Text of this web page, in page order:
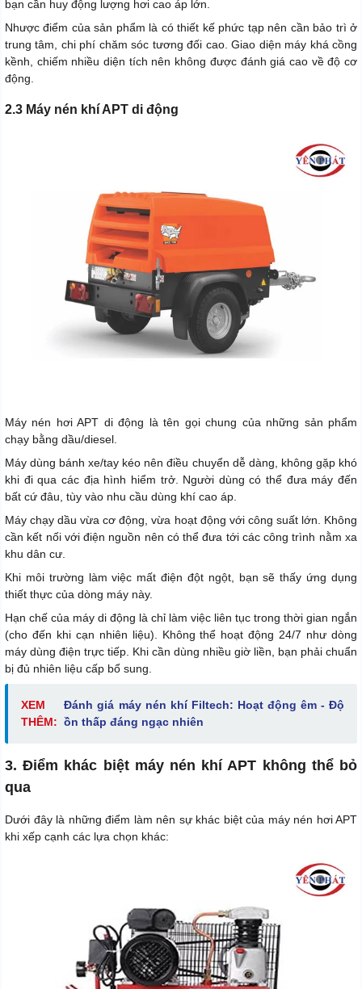
bạn cần huy động lượng hơi cao áp lớn.
Nhược điểm của sản phẩm là có thiết kế phức tạp nên cần bảo trì ở
trung tâm, chi phí chăm sóc tương đối cao. Giao diện máy khá cồng
kềnh, chiếm nhiều diện tích nên không được đánh giá cao về độ cơ
động.
2.3 Máy nén khí APT di động
Máy nén hơi APT di động là tên gọi chung của những sản phẩm
chạy bằng dầu/diesel.
Máy dùng bánh xe/tay kéo nên điều chuyển dễ dàng, không gặp khó
khi đi qua các địa hình hiểm trở. Người dùng có thể đưa máy đến
bất cứ đâu, tùy vào nhu cầu dùng khí cao áp.
Máy chạy dầu vừa cơ động, vừa hoạt động với công suất lớn. Không
cần kết nối với điện nguồn nên có thể đưa tới các công trình nằm xa
khu dân cư.
Khi môi trường làm việc mất điện đột ngột, bạn sẽ thấy ứng dụng
thiết thực của dòng máy này.
Hạn chế của máy di động là chỉ làm việc liên tục trong thời gian ngắn
(cho đến khi cạn nhiên liệu). Không thể hoạt động 24/7 như dòng
máy dùng điện trực tiếp. Khi cần dùng nhiều giờ liền, bạn phải chuẩn
bị đủ nhiên liệu cấp bổ sung.
XEM
THÊM:
Đánh giá máy nén khí Filtech: Hoạt động êm - Độ
ồn thấp đáng ngạc nhiên
3. Điểm khác biệt máy nén khí APT không thể bỏ
qua
Dưới đây là những điểm làm nên sự khác biệt của máy nén hơi APT
khi xếp cạnh các lựa chọn khác: